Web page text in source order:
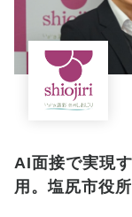
AI面接で実現
用。塩尻市役